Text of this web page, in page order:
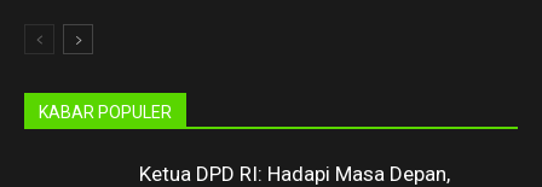
KABAR POPULER
Ketua DPD RI: Hadapi Masa Depan,